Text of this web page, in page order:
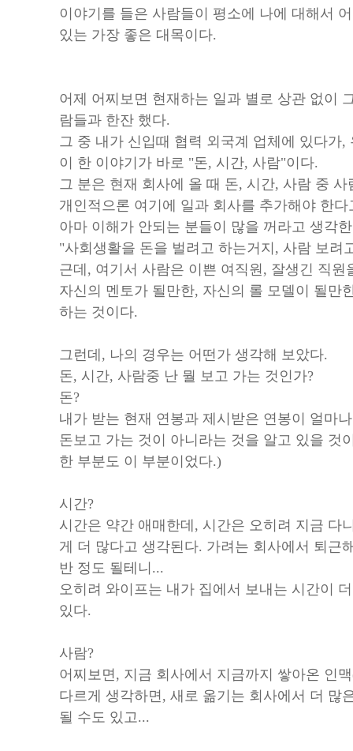
이야기를 들은 사람들이 평소에 나에 대해서
있는 가장 좋은 대목이다.
어제 어찌보면 현재하는 일과 별로 상관 없이
람들과 한잔 했다.
그 중 내가 신입때 협력 외국계 업체에 있다가
이 한 이야기가 바로 "돈, 시간, 사람"이다.
그 분은 현재 회사에 올 때 돈, 시간, 사람 중
개인적으론 여기에 일과 회사를 추가해야 한
아마 이해가 안되는 분들이 많을 꺼라고 생각
"사회생활을 돈을 벌려고 하는거지, 사람 보려
근데, 여기서 사람은 이쁜 여직원, 잘생긴 직원
자신의 멘토가 될만한, 자신의 롤 모델이 될만
하는 것이다.
그런데, 나의 경우는 어떤가 생각해 보았다.
돈, 시간, 사람중 난 뭘 보고 가는 것인가?
돈?
내가 받는 현재 연봉과 제시받은 연봉이 얼마
돈보고 가는 것이 아니라는 것을 알고 있을 것
한 부분도 이 부분이었다.)
시간?
시간은 약간 애매한데, 시간은 오히려 지금 다
게 더 많다고 생각된다. 가려는 회사에서 퇴근
반 정도 될테니...
오히려 와이프는 내가 집에서 보내는 시간이
있다.
사람?
어찌보면, 지금 회사에서 지금까지 쌓아온 인
다르게 생각하면, 새로 옮기는 회사에서 더 많
될 수도 있고...